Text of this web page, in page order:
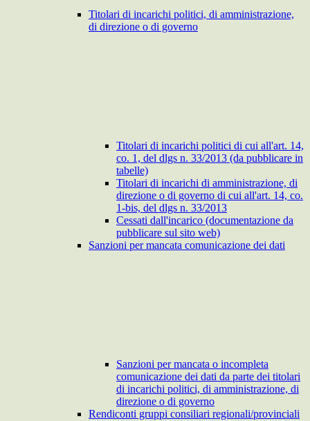
Titolari di incarichi politici, di amministrazione,
di direzione o di governo
Titolari di incarichi politici di cui all'art. 14,
co. 1, del dlgs n. 33/2013 (da pubblicare in
tabelle)
Titolari di incarichi di amministrazione, di
direzione o di governo di cui all'art. 14, co.
1-bis, del dlgs n. 33/2013
Cessati dall'incarico (documentazione da
pubblicare sul sito web)
Sanzioni per mancata comunicazione dei dati
Sanzioni per mancata o incompleta
comunicazione dei dati da parte dei titolari
di incarichi politici, di amministrazione, di
direzione o di governo
Rendiconti gruppi consiliari regionali/provinciali